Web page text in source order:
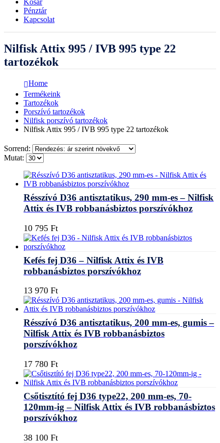
Kosár
Pénztár
Kapcsolat
Nilfisk Attix 995 / IVB 995 type 22
tartozékok
Home
Termékeink
Tartozékok
Porszívó tartozékok
Nilfisk porszívó tartozékok
Nilfisk Attix 995 / IVB 995 type 22 tartozékok
Sorrend:
Mutat:
Résszívó D36 antisztatikus, 290 mm-es – Nilfisk
Attix és IVB robbanásbiztos porszívókhoz
10 795 Ft
Kefés fej D36 – Nilfisk Attix és IVB
robbanásbiztos porszívókhoz
13 970 Ft
Résszívó D36 antisztatikus, 200 mm-es, gumis –
Nilfisk Attix és IVB robbanásbiztos
porszívókhoz
17 780 Ft
Csőtisztító fej D36 type22, 200 mm-es, 70-
120mm-ig – Nilfisk Attix és IVB robbanásbiztos
porszívókhoz
38 100 Ft